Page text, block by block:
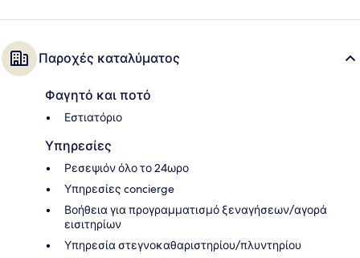
Παροχές καταλύματος
Φαγητό και ποτό
Εστιατόριο
Υπηρεσίες
Ρεσεψιόν όλο το 24ωρο
Υπηρεσίες concierge
Βοήθεια για προγραμματισμό ξεναγήσεων/αγορά
εισιτηρίων
Υπηρεσία στεγνοκαθαριστηρίου/πλυντηρίου